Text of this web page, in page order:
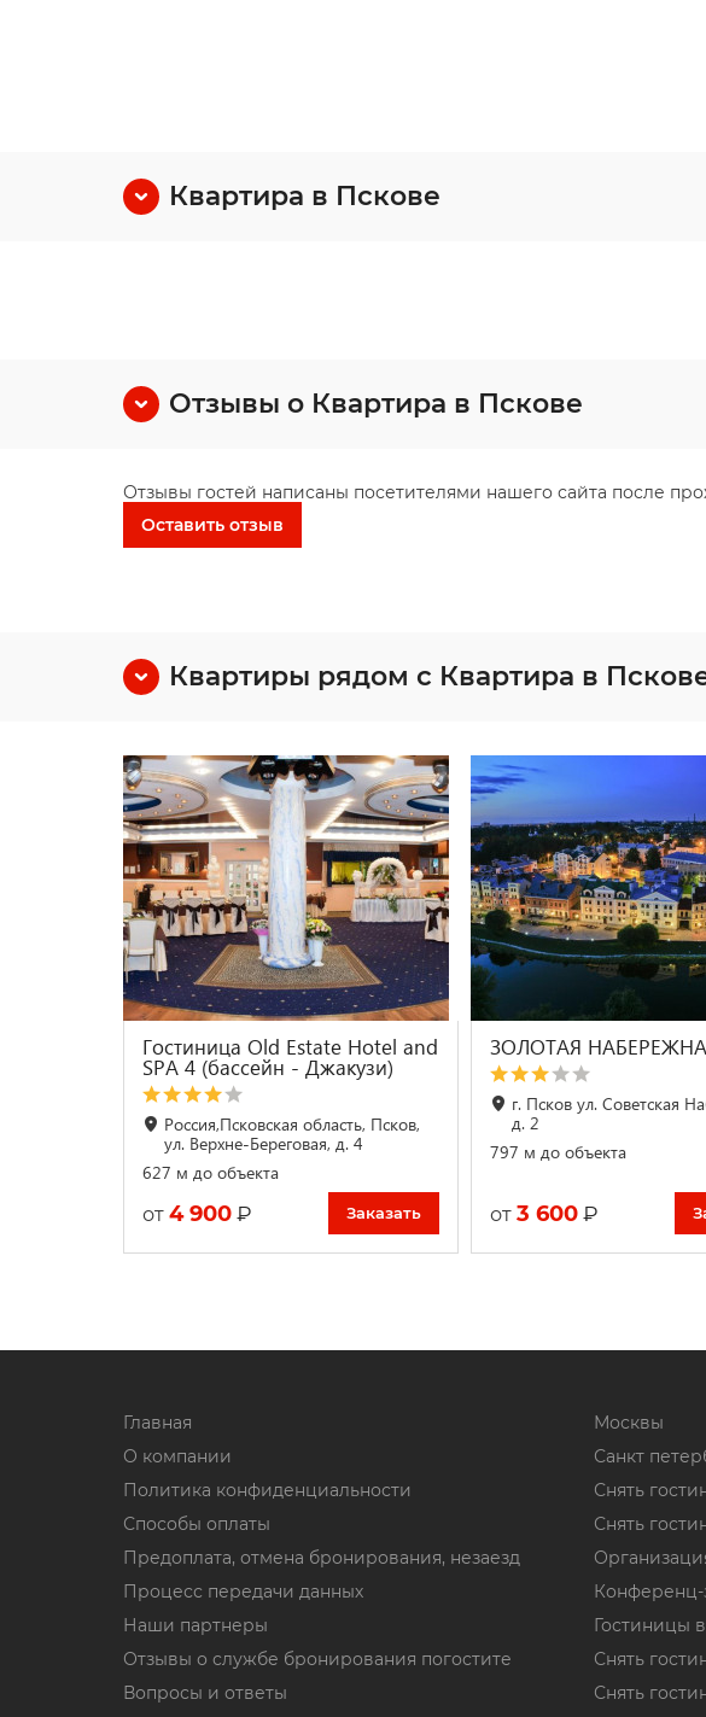
Квартира в Пскове
Отзывы о Квартира в Пскове
Отзывы гостей написаны посетителями нашего сайта после
Оставить отзыв
Квартиры рядом с Квартира в
Гостиница Old Estate Hotel and
SPA 4 (бассейн - Джакузи)
Россия,Псковская область, Псков,
ул. Верхне-Береговая, д. 4
627 м до объекта
от 4 900 ₽ Заказать
ЗОЛОТАЯ
г. Псков ул. Советская
д. 2
797 м до объекта
от 3 600 ₽
Главная
О компании
Политика конфиденциальности
Способы оплаты
Предоплата, отмена бронирования, незаезд
Процесс передачи данных
Наши партнеры
Отзывы о службе бронирования погостите
Вопросы и ответы
Москвы
Санкт
Снять
Снять
Гостиницы
Снять
Снять